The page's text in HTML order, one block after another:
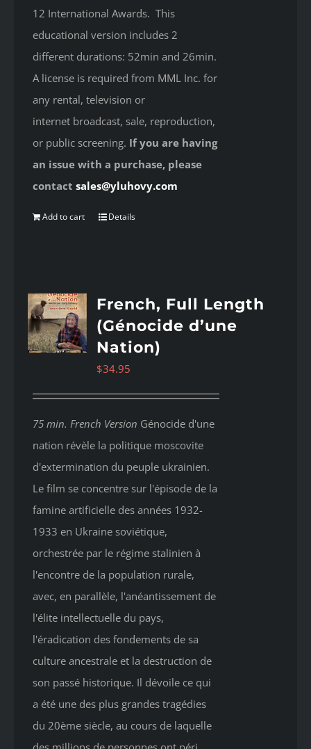
12 International Awards. This
educational version includes 2
different durations: 52min and 26min.
A license is required from MML Inc. for
any rental, television or
internet broadcast, sale, reproduction,
or public screening. If you are having
an issue with a purchase, please
contactsales@yluhovy.com
Add to cart Details
French, Full Length
(Génocide d’une
Nation)
$34.95
75 min. French Version Génocide d'une
nation révèle la politique moscovite
d'extermination du peuple ukrainien.
Le film se concentre sur l'épisode de la
famine artificielle des années 1932-
1933 en Ukraine soviétique,
orchestrée par le régime stalinien à
l'encontre de la population rurale,
avec, en parallèle, l'anéantissement de
l'élite intellectuelle du pays,
l'éradication des fondements de sa
culture ancestrale et la destruction de
son passé historique. Il dévoile ce qui
a été une des plus grandes tragédies
du 20ème siècle, au cours de laquelle